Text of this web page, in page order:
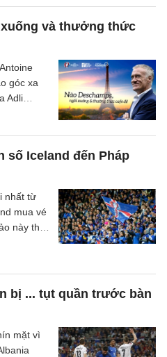
và thưởng thức
góc xa
Adli
một
đem về
đài lại
Les
1/8,
ngợi
số Iceland đến Pháp
nhất từ
mua vé
này thi
bị ... tụt quần trước bàn
mặt vì